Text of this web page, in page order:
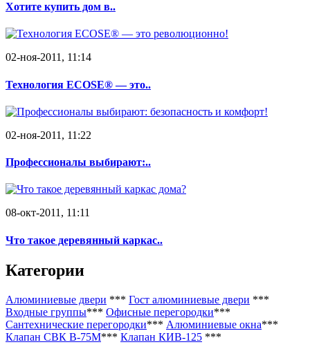
Хотите купить дом в..
02-ноя-2011, 11:14
Технология ECOSE® — это..
02-ноя-2011, 11:22
Профессионалы выбирают:..
08-окт-2011, 11:11
Что такое деревянный каркас..
Категории
Алюминиевые двери *** Гост алюминиевые двери ***
Входные группы*** Офисные перегородки***
Сантехнические перегородки*** Алюминиевые окна***
Клапан СВК В-75М*** Клапан КИВ-125 ***